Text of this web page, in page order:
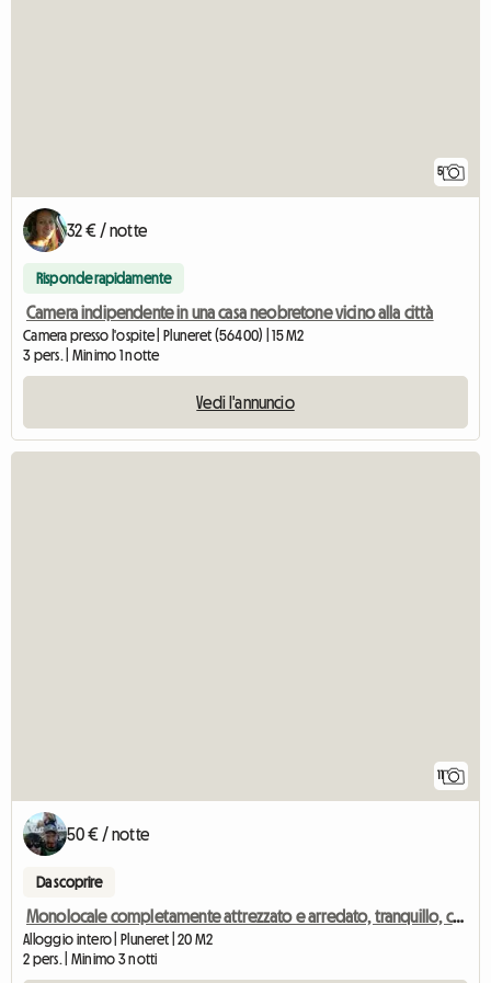
5
32 € / notte
Risponde rapidamente
Camera indipendente in una casa neobretone vicino alla città
Camera presso l'ospite | Pluneret (56400) | 15 M2
3 pers. | Minimo 1 notte
Vedi l'annuncio
50 € / notte
Da scoprire
Monolocale completamente attrezzato e arredato, tranquillo, con giardino
Alloggio intero | Pluneret | 20 M2
2 pers. | Minimo 3 notti